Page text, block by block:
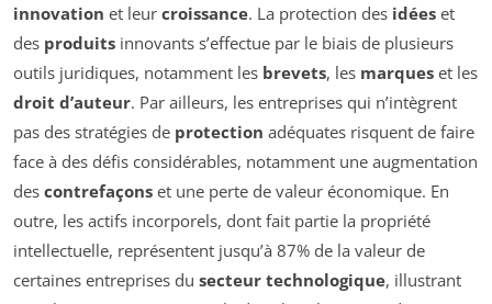
innovation et leur croissance. La protection des idées et
des produits innovants s’effectue par le biais de plusieurs
outils juridiques, notamment les brevets, les marques et les
droit d’auteur. Par ailleurs, les entreprises qui n’intègrent
pas des stratégies de protection adéquates risquent de faire
face à des défis considérables, notamment une augmentation
des contrefaçons et une perte de valeur économique. En
outre, les actifs incorporels, dont fait partie la propriété
intellectuelle, représentent jusqu’à 87% de la valeur de
certaines entreprises du secteur technologique, illustrant